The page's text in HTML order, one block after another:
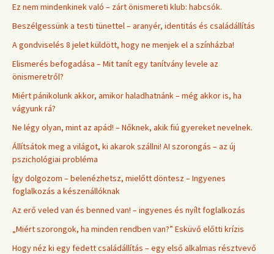
Ez nem mindenkinek való – zárt önismereti klub: habcsók.
Beszélgessünk a testi tünettel – aranyér, identitás és családállítás
A gondviselés 8 jelet küldött, hogy ne menjek el a színházba!
Elismerés befogadása – Mit tanít egy tanítvány levele az
önismeretről?
Miért pánikolunk akkor, amikor haladhatnánk – még akkor is, ha
vágyunk rá?
Ne légy olyan, mint az apád! – Nőknek, akik fiú gyereket nevelnek.
Állítsátok meg a világot, ki akarok szállni! AI szorongás – az új
pszichológiai probléma
Így dolgozom – belenézhetsz, mielőtt döntesz – Ingyenes
foglalkozás a készenállóknak
Az erő veled van és benned van! – ingyenes és nyílt foglalkozás
„Miért szorongok, ha minden rendben van?” Esküvő előtti krízis
Hogy néz ki egy fedett családállítás – egy első alkalmas résztvevő